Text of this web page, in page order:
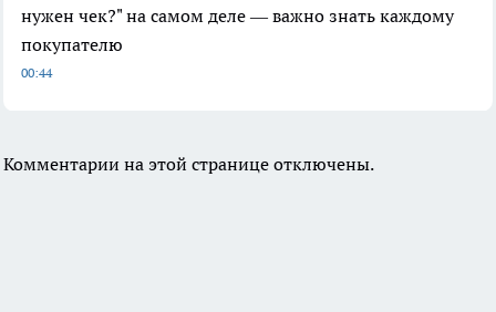
нужен чек?" на самом деле — важно знать каждому
покупателю
00:44
Комментарии на этой странице отключены.